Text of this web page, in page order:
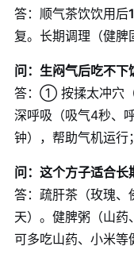
答：顺气茶饮饮用后
复。长期调理（健脾
问：生闷气后吃不下
答：① 按揉太冲穴
深呼吸（吸气4秒、
钟），帮助气机运
问：这个方子适合长
答：疏肝茶（玫瑰、
天）。健脾粥（山药
可多吃山药、小米等